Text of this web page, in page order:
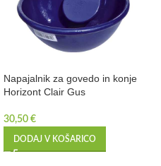
Napajalnik za govedo in konje
Horizont Clair Gus
30,50 €
DODAJ V KOŠARICO